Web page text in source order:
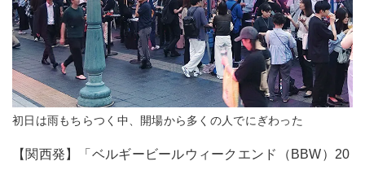
初日は雨もちらつく中、開場から多くの人でにぎわった
【関西発】「ベルギービールウィークエンド（BBW）20